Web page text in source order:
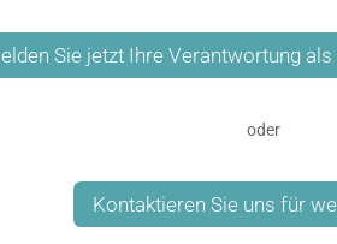
Sie jetzt Ihre Verantwortung
oder
Kontaktieren Sie uns für